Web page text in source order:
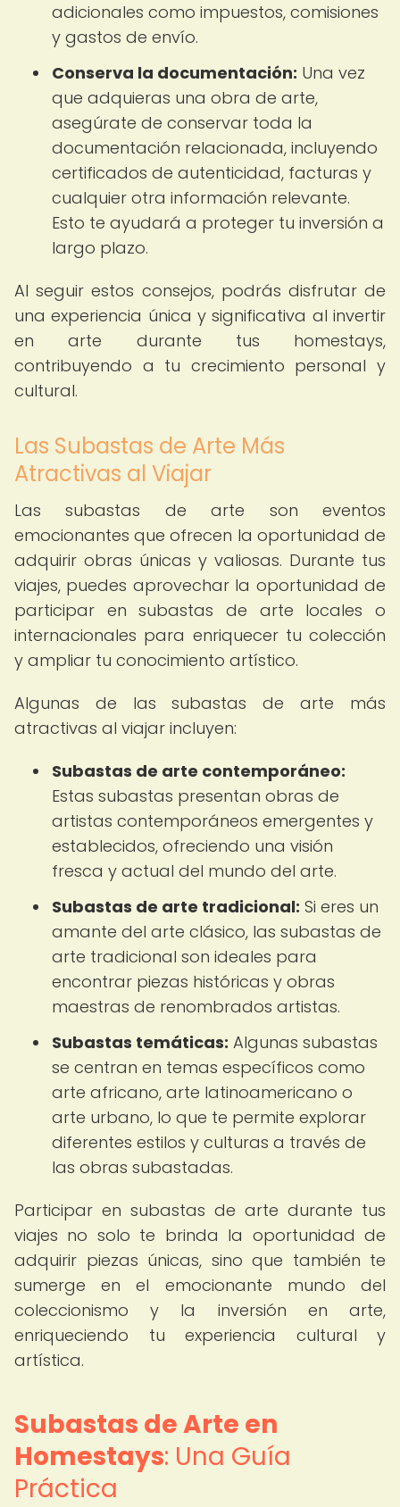
adicionales como impuestos, comisiones
y gastos de envío.
Conserva la documentación: Una vez
que adquieras una obra de arte,
asegúrate de conservar toda la
documentación relacionada, incluyendo
certificados de autenticidad, facturas y
cualquier otra información relevante.
Esto te ayudará a proteger tu inversión a
largo plazo.
Al seguir estos consejos, podrás disfrutar de
una experiencia única y significativa al invertir
en arte durante tus homestays,
contribuyendo a tu crecimiento personal y
cultural.
Las Subastas de Arte Más
Atractivas al Viajar
Las subastas de arte son eventos
emocionantes que ofrecen la oportunidad de
adquirir obras únicas y valiosas. Durante tus
viajes, puedes aprovechar la oportunidad de
participar en subastas de arte locales o
internacionales para enriquecer tu colección
y ampliar tu conocimiento artístico.
Algunas de las subastas de arte más
atractivas al viajar incluyen:
Subastas de arte contemporáneo:
Estas subastas presentan obras de
artistas contemporáneos emergentes y
establecidos, ofreciendo una visión
fresca y actual del mundo del arte.
Subastas de arte tradicional: Si eres un
amante del arte clásico, las subastas de
arte tradicional son ideales para
encontrar piezas históricas y obras
maestras de renombrados artistas.
Subastas temáticas: Algunas subastas
se centran en temas específicos como
arte africano, arte latinoamericano o
arte urbano, lo que te permite explorar
diferentes estilos y culturas a través de
las obras subastadas.
Participar en subastas de arte durante tus
viajes no solo te brinda la oportunidad de
adquirir piezas únicas, sino que también te
sumerge en el emocionante mundo del
coleccionismo y la inversión en arte,
enriqueciendo tu experiencia cultural y
artística.
Subastas de Arte en
Homestays: Una Guía
Práctica